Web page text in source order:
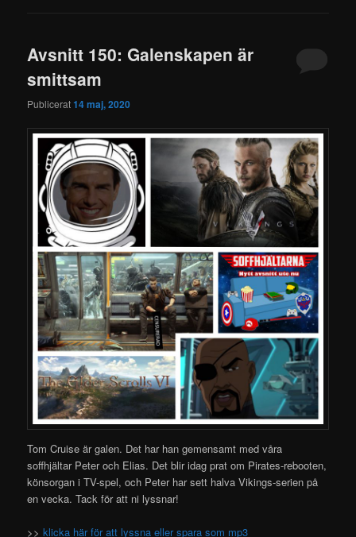
Avsnitt 150: Galenskapen är
smittsam
Publicerat14 maj, 2020
Tom Cruise är galen. Det har han gemensamt med våra
soffhjältar Peter och Elias. Det blir idag prat om Pirates-rebooten,
könsorgan i TV-spel, och Peter har sett halva Vikings-serien på
en vecka. Tack för att ni lyssnar!
>>klicka här för att lyssna eller spara som mp3